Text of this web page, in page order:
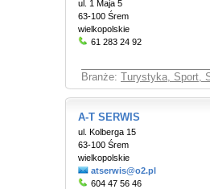
ul. 1 Maja 5
63-100 Śrem
wielkopolskie
61 283 24 92
Branże: Turystyka, Sport,
A-T SERWIS
ul. Kolberga 15
63-100 Śrem
wielkopolskie
atserwis@o2.pl
604 47 56 46